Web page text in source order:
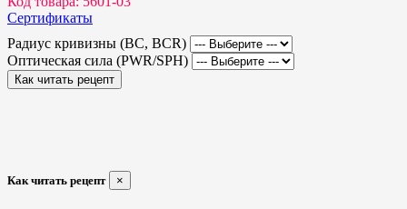
Сертификаты
Радиус кривизны (BC, BCR)
Оптическая сила (PWR/SPH)
Как читать рецепт
Как читать рецепт ×